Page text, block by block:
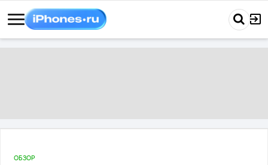
ОБЗОР